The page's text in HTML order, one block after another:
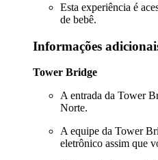
Esta experiência é
de bebê.
Informações
Tower Bridge
A entrada da Tower
Norte.
A equipe da Tower
eletrônico assim que